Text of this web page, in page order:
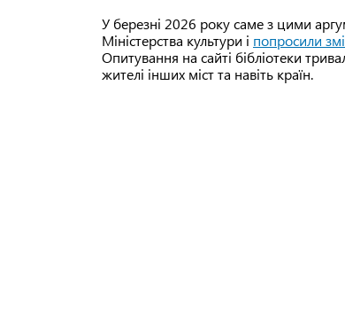
У березні 2026 року саме з цими
Міністерства культури і попросили
Опитування на сайті бібліотеки
жителі інших міст та навіть країн.